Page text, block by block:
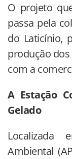
O projeto
passa pela
do Laticínio,
produção
com a
A Estação
Gelado
Ambiental